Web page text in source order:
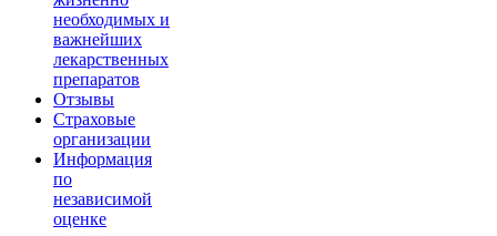
необходимых и
важнейших
лекарственных
препаратов
Отзывы
Страховые
организации
Информация
по
независимой
оценке